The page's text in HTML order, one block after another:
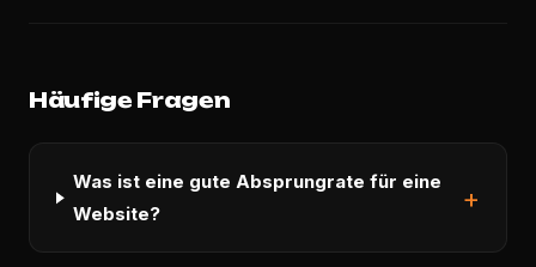
Häufige Fragen
Was ist eine gute Absprungrate für eine
Website?